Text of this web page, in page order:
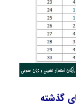
گذشته